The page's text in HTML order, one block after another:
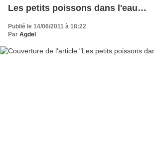
Les petits poissons dans l'eau…
Publié le 14/06/2011 à 18:22
Par Agdel